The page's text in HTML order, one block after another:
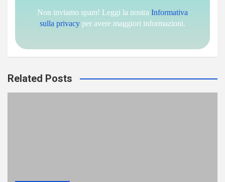
Non inviamo spam! Leggi la nostra Informativa
sulla privacy per avere maggiori informazioni.
Related Posts